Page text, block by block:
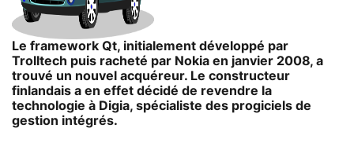
Le framework Qt, initialement développé par
Trolltech puis racheté par Nokia en janvier 2008, a
trouvé un nouvel acquéreur. Le constructeur
finlandais a en effet décidé de revendre la
technologie à Digia, spécialiste des progiciels de
gestion intégrés.